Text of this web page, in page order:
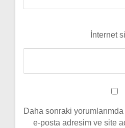
İnternet
Daha sonraki yorumlarımda
e-posta adresim ve site